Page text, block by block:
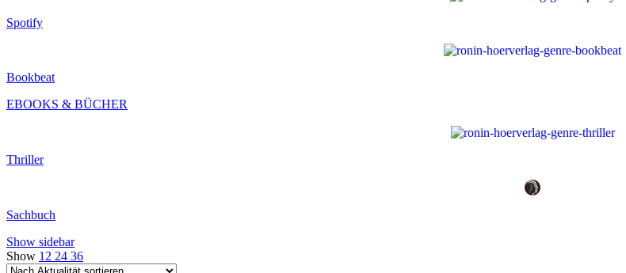
Spotify
Bookbeat
EBOOKS & BÜCHER
Thriller
Sachbuch
Show sidebar
Show 12 24 36